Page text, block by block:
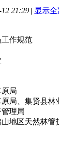
21:29 | 显示
作规范
局
局、集贤县林
理局
地区天然林管